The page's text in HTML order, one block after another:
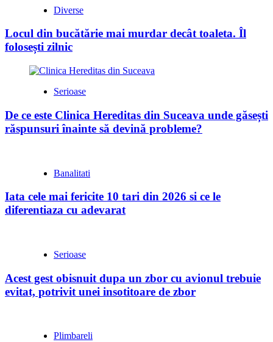
Diverse
Locul din bucătărie mai murdar decât toaleta. Îl
folosești zilnic
Serioase
De ce este Clinica Hereditas din Suceava unde găsești
răspunsuri înainte să devină probleme?
Banalitati
Iata cele mai fericite 10 tari din 2026 si ce le
diferentiaza cu adevarat
Serioase
Acest gest obisnuit dupa un zbor cu avionul trebuie
evitat, potrivit unei insotitoare de zbor
Plimbareli